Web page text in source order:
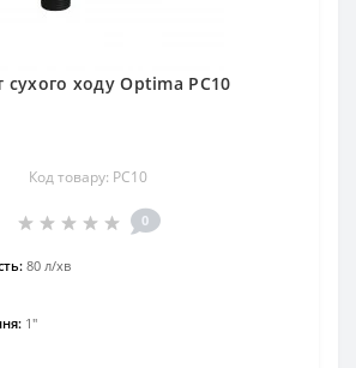
сухого ходу Optima PC10
Код товару: PC10
0
80 л/хв
1"